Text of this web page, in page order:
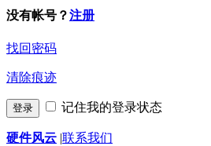
没有帐号？注册
找回密码
清除痕迹
登录 记住我的登录状态
硬件风云 |联系我们